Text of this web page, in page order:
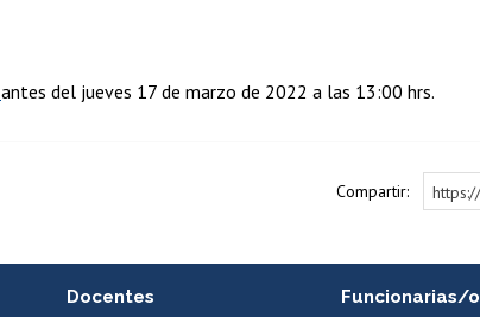
antes del jueves 17 de marzo de 2022 a las 13:00 hrs.
Compartir:
Docentes Funcionarias/